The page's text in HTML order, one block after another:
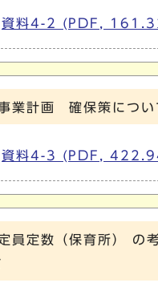
資料4-2 (PDF,
業計画 確保策につい
資料4-3 (PDF,
員定数（保育所） の